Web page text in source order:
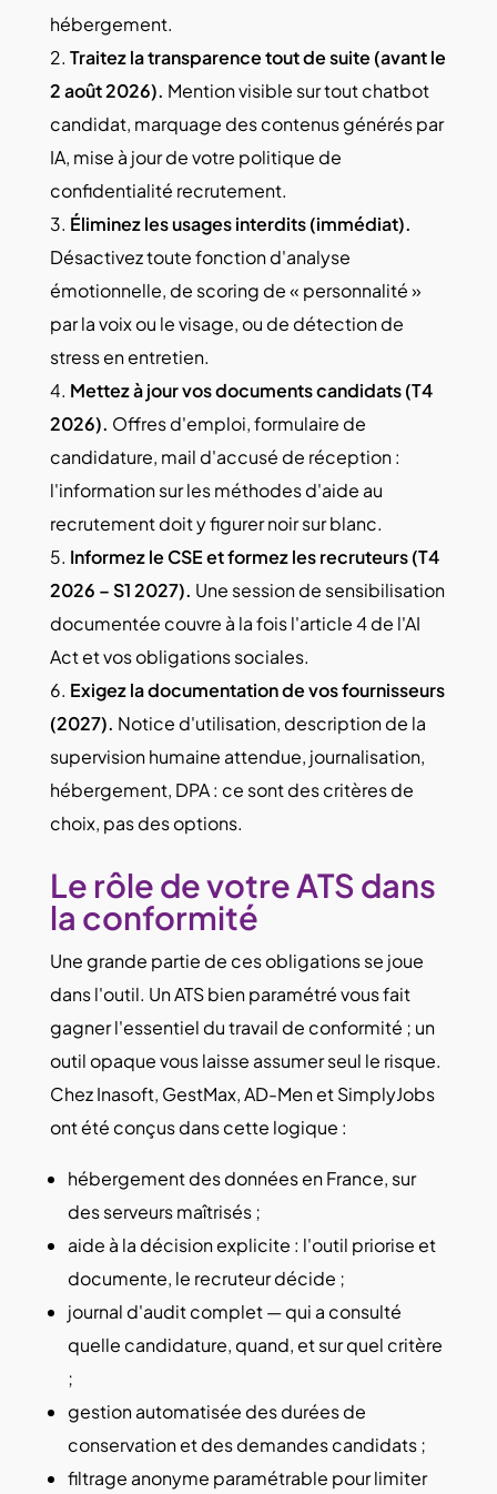
hébergement.
Traitez la transparence tout de suite (avant le
2 août 2026). Mention visible sur tout chatbot
candidat, marquage des contenus générés par
IA, mise à jour de votre politique de
confidentialité recrutement.
Éliminez les usages interdits (immédiat).
Désactivez toute fonction d'analyse
émotionnelle, de scoring de « personnalité »
par la voix ou le visage, ou de détection de
stress en entretien.
Mettez à jour vos documents candidats (T4
2026). Offres d'emploi, formulaire de
candidature, mail d'accusé de réception :
l'information sur les méthodes d'aide au
recrutement doit y figurer noir sur blanc.
Informez le CSE et formez les recruteurs (T4
2026 – S1 2027). Une session de sensibilisation
documentée couvre à la fois l'article 4 de l'AI
Act et vos obligations sociales.
Exigez la documentation de vos fournisseurs
(2027). Notice d'utilisation, description de la
supervision humaine attendue, journalisation,
hébergement, DPA : ce sont des critères de
choix, pas des options.
Le rôle de votre ATS dans
la conformité
Une grande partie de ces obligations se joue
dans l'outil. Un ATS bien paramétré vous fait
gagner l'essentiel du travail de conformité ; un
outil opaque vous laisse assumer seul le risque.
Chez Inasoft, GestMax, AD-Men et SimplyJobs
ont été conçus dans cette logique :
hébergement des données en France, sur
des serveurs maîtrisés ;
aide à la décision explicite : l'outil priorise et
documente, le recruteur décide ;
journal d'audit complet — qui a consulté
quelle candidature, quand, et sur quel critère
;
gestion automatisée des durées de
conservation et des demandes candidats ;
filtrage anonyme paramétrable pour limiter